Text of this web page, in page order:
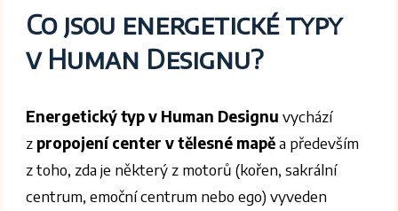
Co jsou energetické typy
v Human Designu?
Energetický typ v Human Designu vychází
z propojení center v tělesné mapěa především
z toho, zda je některý z motorů (kořen, sakrální
centrum, emoční centrum nebo ego) vyveden